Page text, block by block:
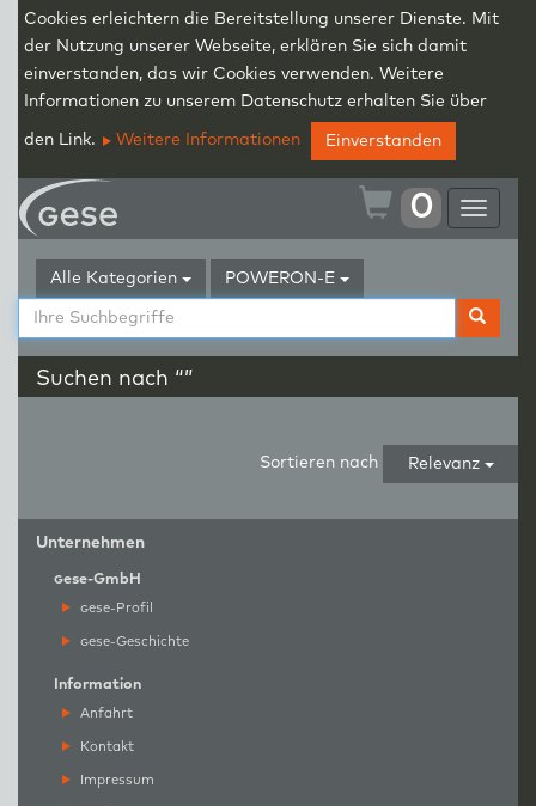
Cookies erleichtern die Bereitstellung unserer Dienste. Mit
der Nutzung unserer Webseite, erklären Sie sich damit
einverstanden, das wir Cookies verwenden. Weitere
Informationen zu unserem Datenschutz erhalten Sie über
den Link. Weitere Informationen Einverstanden
Toggle
0
Alle Kategorien POWERON-E
Suchen nach “”
Sortieren nach Relevanz
Unternehmen
gese-GmbH
gese-Profil
gese-Geschichte
Information
Anfahrt
Kontakt
Impressum